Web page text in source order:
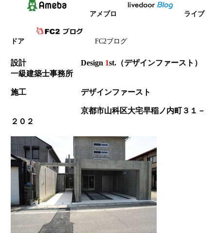
アメブロ ライブ
ドア FC2ブログ
設計 Design 1st.（デザインファースト）
一級建築士事務所
施工 デザインファースト
京都市山科区大宅早稲ノ内町３１－
２０２